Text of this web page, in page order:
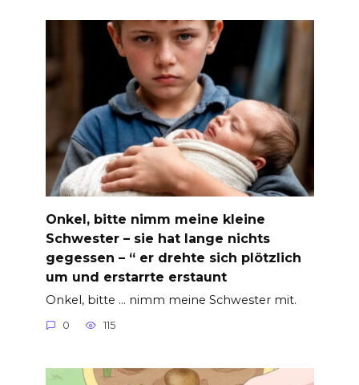
Onkel, bitte nimm meine kleine
Schwester – sie hat lange nichts
gegessen – “ er drehte sich plötzlich
um und erstarrte erstaunt
Onkel, bitte … nimm meine Schwester mit.
0 115